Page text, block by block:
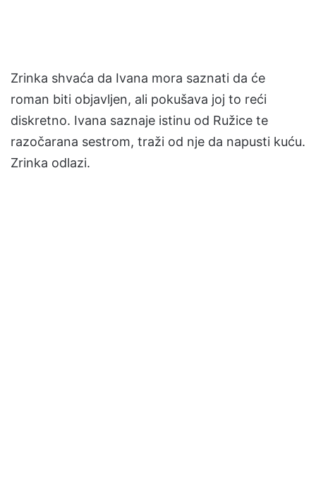
Zrinka shvaća da Ivana mora saznati da će
roman biti objavljen, ali pokušava joj to reći
diskretno. Ivana saznaje istinu od Ružice te
razočarana sestrom, traži od nje da napusti kuću.
Zrinka odlazi.